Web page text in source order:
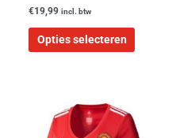
€19,99 incl. btw
Opties selecteren
product